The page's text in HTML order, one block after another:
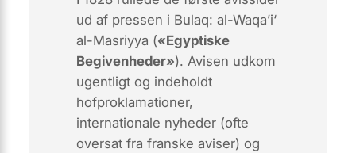
ud af pressen i Bulaq: al-Waqa’i‘
al-Masriyya («Egyptiske
Begivenheder»). Avisen udkom
ugentligt og indeholdt
hofproklamationer,
internationale nyheder (ofte
oversat fra franske aviser) og